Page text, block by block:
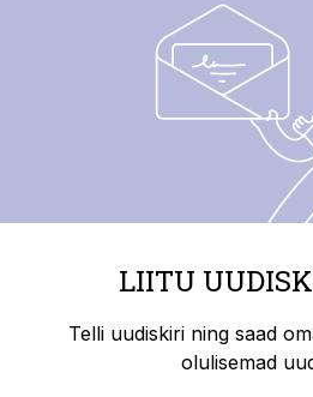
LIITU
Telli uudiskiri ning saad
olulisemad